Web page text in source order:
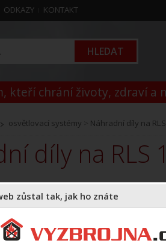
ODKAZY KONTAKT
kteří chrání životy, zdraví a
osvětlovací systémy Náhradní díly na
díly na
zůstal tak, jak ho znáte